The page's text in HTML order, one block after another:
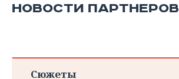
НОВОСТИ ПАРТНЕРОВ
Сюжеты